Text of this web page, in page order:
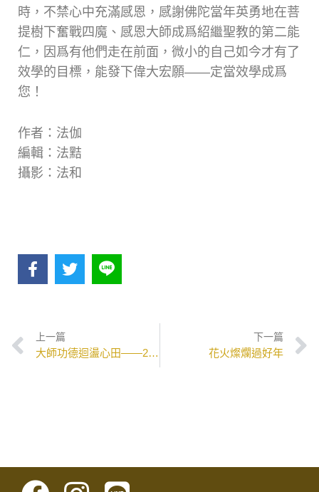
時，不禁心中充滿感恩，感謝佛陀當年英勇地在菩
提樹下奮戰四魔、感恩大師成爲紹繼聖教的第二能
仁，因爲有他們走在前面，微小的自己如今才有了
效學的目標，能發下偉大宏願——定當效學成爲
您！
作者：法伽
編輯：法黠
攝影：法和
上一篇
大師功德迴盪心田——2023妙音佛學院圓根燈會
下一篇
花火燦爛過好年